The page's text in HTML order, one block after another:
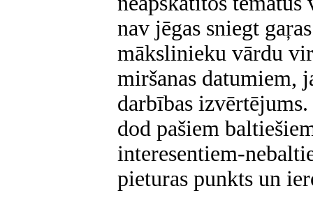
nav jēgas sniegt
mākslinieku vārdu
miršanas datumiem,
darbības
dod pašiem
interesentiem-
pieturas punkts un